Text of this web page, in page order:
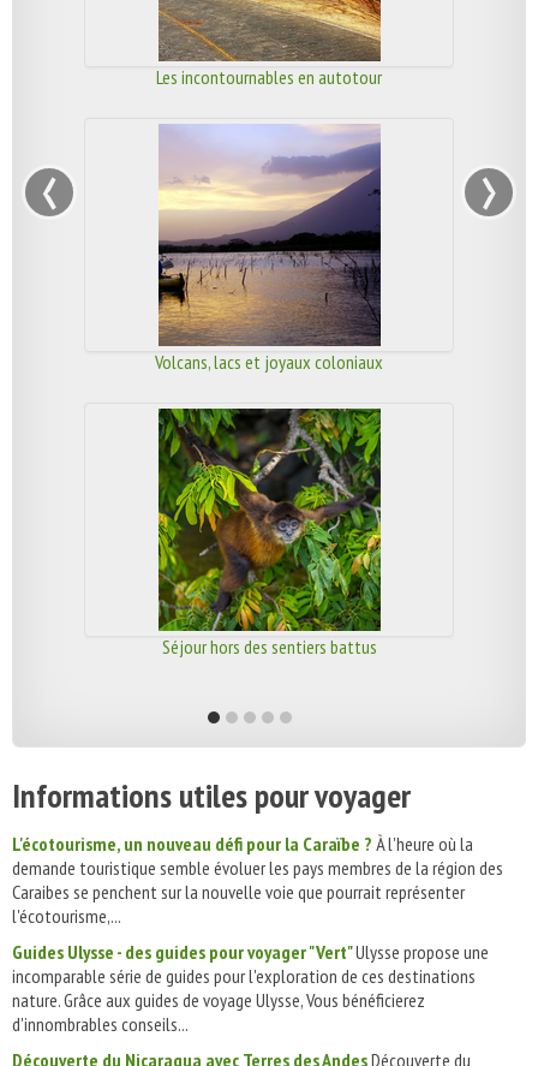
Les incontournables en autotour
Volcans, lacs et joyaux coloniaux
Séjour hors des sentiers battus
‹ ›
Informations utiles pour voyager
L'écotourisme, un nouveau défi pour la Caraïbe ? À l'heure où la
demande touristique semble évoluer les pays membres de la région des
Caraibes se penchent sur la nouvelle voie que pourrait représenter
l'écotourisme,...
Guides Ulysse - des guides pour voyager "Vert"Ulysse propose une
incomparable série de guides pour l'exploration de ces destinations
nature. Grâce aux guides de voyage Ulysse, Vous bénéficierez
d'innombrables conseils...
Découverte du Nicaragua avec Terres des AndesDécouverte du